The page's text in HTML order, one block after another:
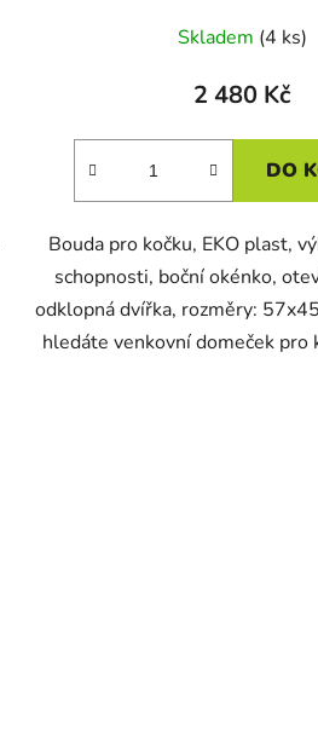
Skladem (4 ks)
2 480 Kč
DO
Bouda pro kočku, EKO plast,
schopnosti, boční okénko,
odklopná dvířka, rozměry:
hledáte venkovní domeček pro